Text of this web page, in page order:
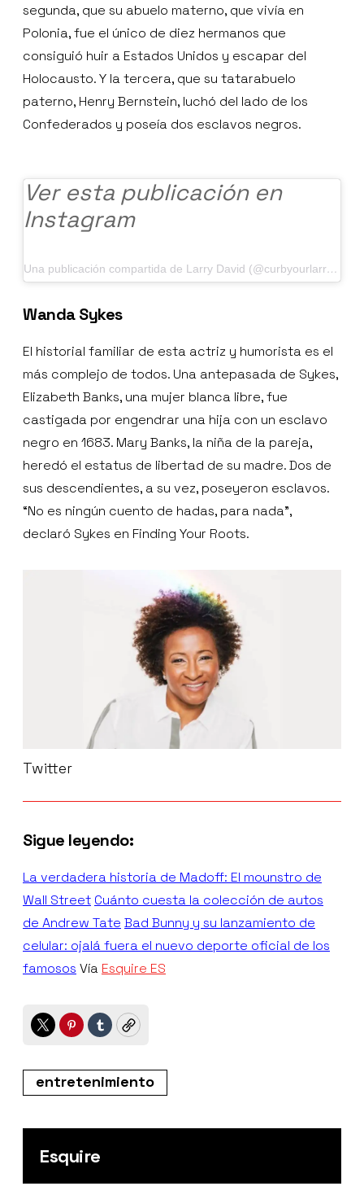
segunda, que su abuelo materno, que vivía en
Polonia, fue el único de diez hermanos que
consiguió huir a Estados Unidos y escapar del
Holocausto. Y la tercera, que su tatarabuelo
paterno, Henry Bernstein, luchó del lado de los
Confederados y poseía dos esclavos negros.
Ver esta publicación en
Instagram
Una publicación compartida de Larry David (@curbyourlarrydavid)
Wanda Sykes
El historial familiar de esta actriz y humorista es el
más complejo de todos. Una antepasada de Sykes,
Elizabeth Banks, una mujer blanca libre, fue
castigada por engendrar una hija con un esclavo
negro en 1683. Mary Banks, la niña de la pareja,
heredó el estatus de libertad de su madre. Dos de
sus descendientes, a su vez, poseyeron esclavos.
“No es ningún cuento de hadas, para nada”,
declaró Sykes en Finding Your Roots.
Twitter
Sigue leyendo:
La verdadera historia de Madoff: El mounstro de
Wall Street Cuánto cuesta la colección de autos
de Andrew Tate Bad Bunny y su lanzamiento de
celular: ojalá fuera el nuevo deporte oficial de los
famosos Vía Esquire ES
TwitterPinterest
TumblrCopy
entretenimiento
Esquire